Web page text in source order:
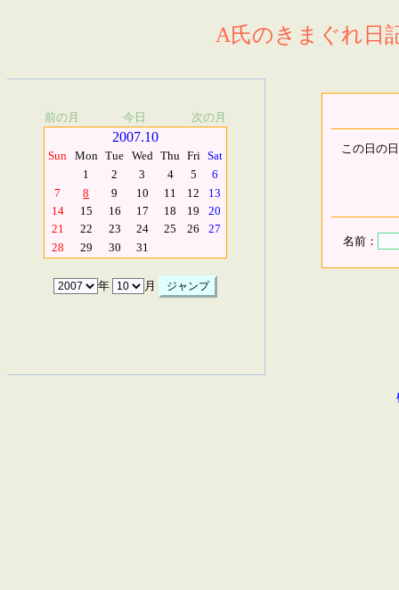
A氏のきまぐれ日
前の月 今日 次の月
2007.10
Sun Mon Tue Wed Thu Fri Sat
1
2 3 4 5
6
7
8 9 10 11 12
13
14
15 16 17 18 19
20
21
22 23 24 25 26
27
28
29 30 31
年 月
この日の
名前：